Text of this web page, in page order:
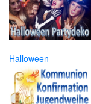
Halloween